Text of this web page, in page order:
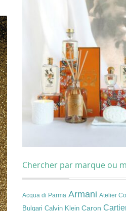
Chercher par marque ou
Acqua di Parma Armani Atelier
Bulgari Calvin Klein Caron